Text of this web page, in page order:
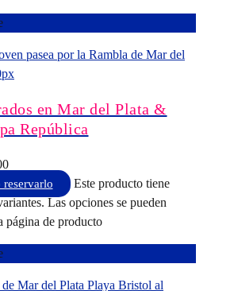
en Mar del Plata &
República
reservarlo
Este producto tiene
Las opciones se pueden
página de producto